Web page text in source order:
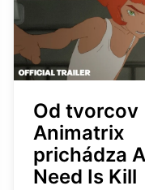
Od tvorcov
Animatrix
prichádza
Need Is Kill